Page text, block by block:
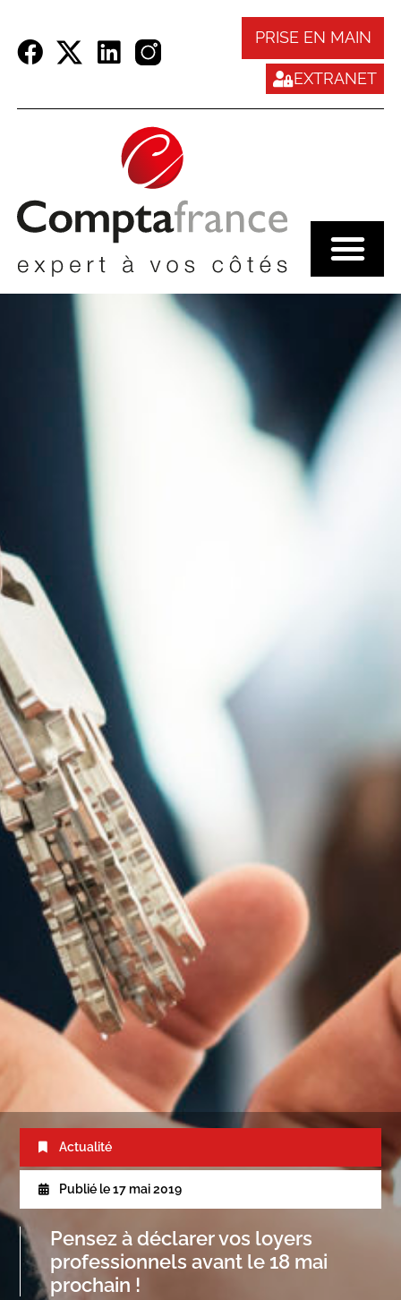
PRISE EN MAIN
EXTRANET
Actualité
Publié le 17 mai 2019
Pensez à déclarer vos loyers
professionnels avant le 18 mai
prochain !